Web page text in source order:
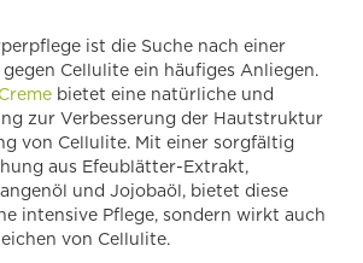
ist die Suche nach einer
Cellulite ein häufiges Anliegen.
Creme bietet eine natürliche und
zur Verbesserung der Hautstruktur
von Cellulite. Mit einer sorgfältig
aus Efeublätter-Extrakt,
und Jojobaöl, bietet diese
intensive Pflege, sondern wirkt auch
von Cellulite.